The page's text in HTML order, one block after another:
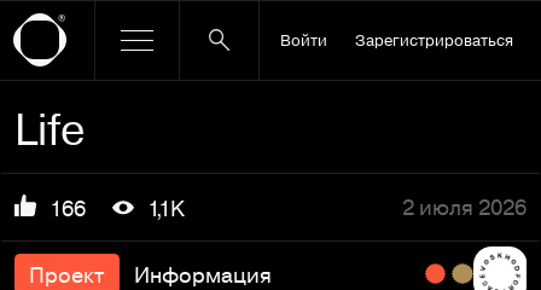
Войти Зарегистрироваться
Life
166 1,1K 2 июля 2026
Проект Информация